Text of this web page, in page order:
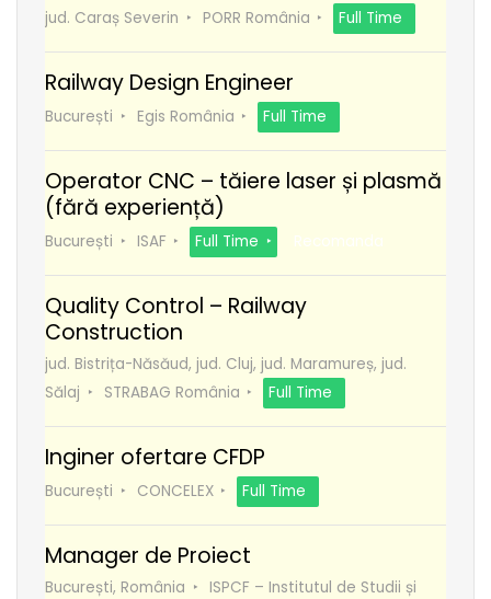
jud. Caraș Severin PORR România Full Time
Railway Design Engineer
București Egis România Full Time
Operator CNC – tăiere laser și plasmă
(fără experiență)
București ISAF Full Time Recomanda
Quality Control – Railway
Construction
jud. Bistrița-Năsăud, jud. Cluj, jud. Maramureș, jud.
Sălaj
STRABAG România Full Time
Inginer ofertare CFDP
București CONCELEX Full Time
Manager de Proiect
București, România
ISPCF – Institutul de Studii și